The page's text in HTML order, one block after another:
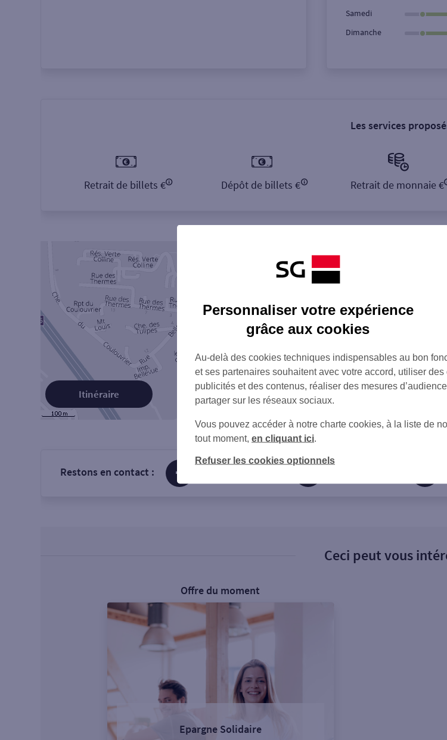
Samedi
Dimanche
Les services
Retrait de billets € Dépôt de billets € Retrait de monnaie €
Itinéraire
Restons en contact :
Ceci peut vous
Offre du moment
Epargne Solidaire
Personnaliser votre expérience
grâce aux cookies
Au-delà des cookies techniques indispensables au bon
et ses partenaires souhaitent avec votre accord, utiliser
publicités et des contenus, réaliser des mesures
partager sur les réseaux sociaux.
Vous pouvez accéder à notre charte cookies, à la liste de
tout moment, en cliquant ici
Refuser les cookies optionnels